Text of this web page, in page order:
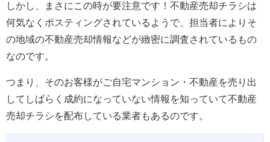
しかし、まさにこの時が要注意です！不動産売却チラシは
何気なくポスティングされているようで、担当者によりそ
の地域の不動産売却情報などが緻密に調査されているもの
なのです。
つまり、そのお客様がご自宅マンション・不動産を売り出
してしばらく成約になっていない情報を知っていて不動産
売却チラシを配布している業者もあるのです。